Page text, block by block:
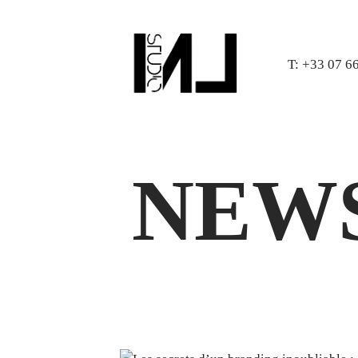
T: +33 07